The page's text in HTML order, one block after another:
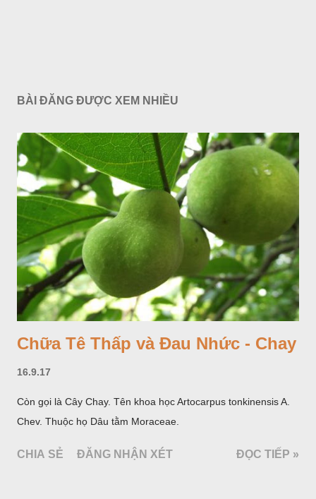
BÀI ĐĂNG ĐƯỢC XEM NHIỀU
Chữa Tê Thấp và Đau Nhức - Chay
16.9.17
Còn gọi là Cây Chay. Tên khoa học Artocarpus tonkinensis A.
Chev. Thuộc họ Dâu tằm Moraceae.
CHIA SẺ ĐĂNG NHẬN XÉT ĐỌC TIẾP »